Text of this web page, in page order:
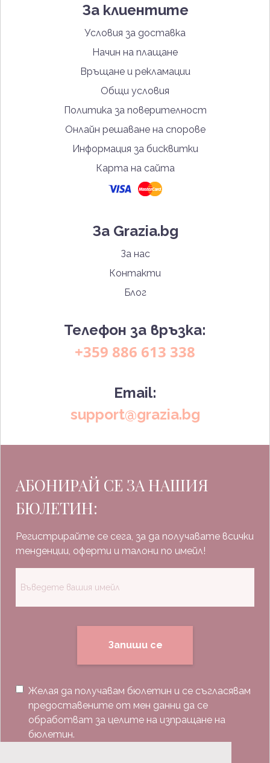
За клиентите
Условия за доставка
Начин на плащане
Връщане и рекламации
Общи условия
Политика за поверителност
Онлайн решаване на спорове
Информация за бисквитки
Карта на сайта
За Grazia.bg
За нас
Контакти
Блог
Телефон за връзка:
+359 886 613 338
Email:
support@grazia.bg
АБОНИРАЙ СЕ ЗА НАШИЯ
БЮЛЕТИН:
Регистрирайте се сега, за да получавате всички
тенденции, оферти и талони по имейл!
Запиши се
Желая да получавам бюлетин и се съгласявам
предоставените от мен данни да се
обработват за целите на изпращане на
бюлетин.